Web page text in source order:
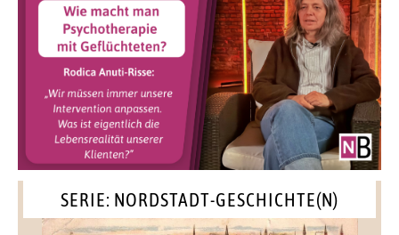
SERIE: NORDSTADT-GESCHICHTE(N)